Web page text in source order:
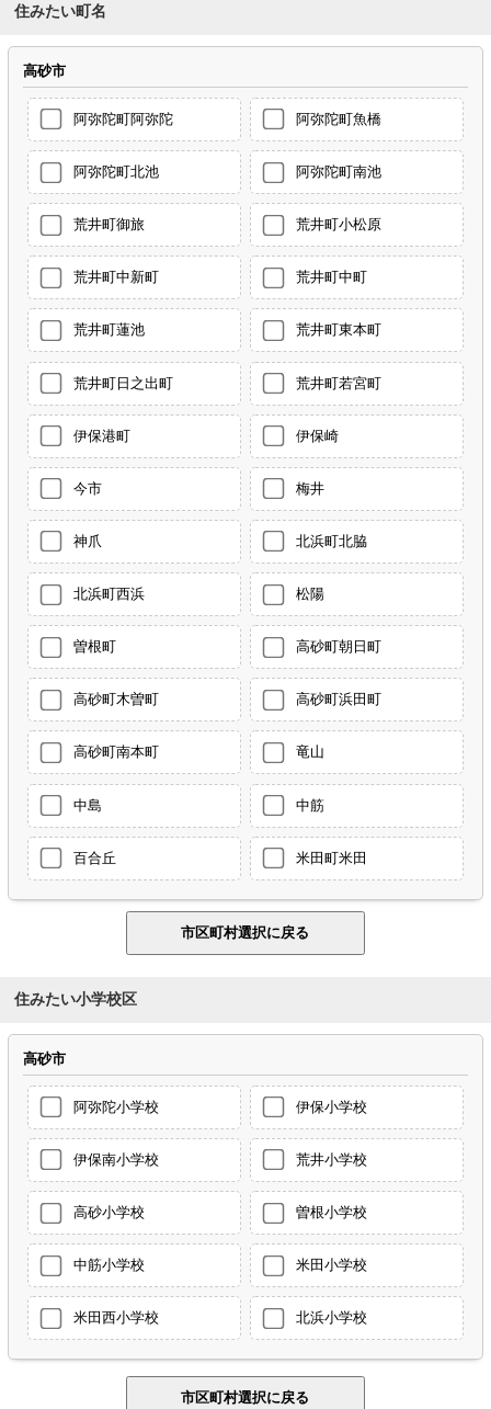
住みたい町名
高砂市
阿弥陀町阿弥陀 阿弥陀町魚橋
阿弥陀町北池 阿弥陀町南池
荒井町御旅 荒井町小松原
荒井町中新町 荒井町中町
荒井町蓮池 荒井町東本町
荒井町日之出町 荒井町若宮町
伊保港町 伊保崎
今市 梅井
神爪 北浜町北脇
北浜町西浜 松陽
曽根町 高砂町朝日町
高砂町木曽町 高砂町浜田町
高砂町南本町 竜山
中島 中筋
百合丘 米田町米田
住みたい小学校区
高砂市
阿弥陀小学校 伊保小学校
伊保南小学校 荒井小学校
高砂小学校 曽根小学校
中筋小学校 米田小学校
米田西小学校 北浜小学校